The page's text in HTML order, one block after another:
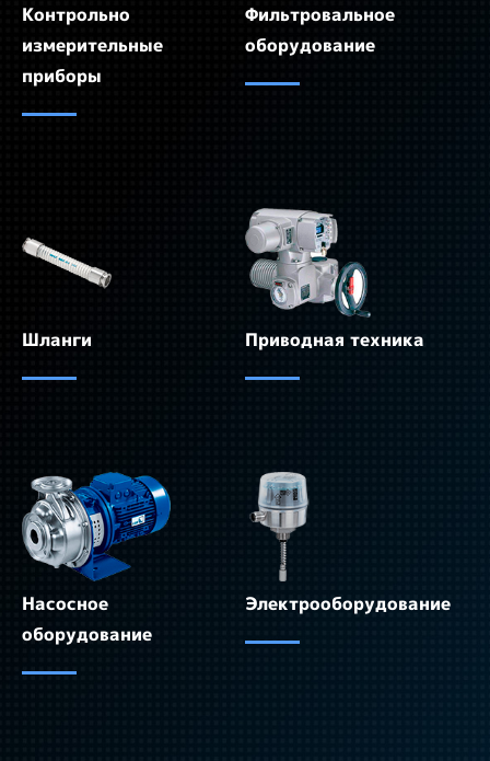
Контрольно
измерительные
приборы
Фильтровальное
оборудование
Шланги Приводная техника
Насосное
оборудование
Электрооборудование